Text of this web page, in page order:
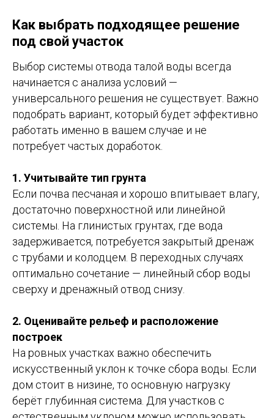
Как выбрать подходящее решение
под свой участок
Выбор системы отвода талой воды всегда
начинается с анализа условий —
универсального решения не существует. Важно
подобрать вариант, который будет эффективно
работать именно в вашем случае и не
потребует частых доработок.
1. Учитывайте тип грунта
Если почва песчаная и хорошо впитывает влагу,
достаточно поверхностной или линейной
системы. На глинистых грунтах, где вода
задерживается, потребуется закрытый дренаж
с трубами и колодцем. В переходных случаях
оптимально сочетание — линейный сбор воды
сверху и дренажный отвод снизу.
2. Оценивайте рельеф и расположение
построек
На ровных участках важно обеспечить
искусственный уклон к точке сбора воды. Если
дом стоит в низине, то основную нагрузку
берёт глубинная система. Для участков с